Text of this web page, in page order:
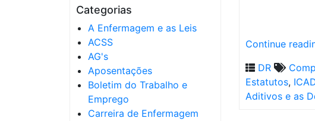
Categorias
A Enfermagem e as Leis
ACSS
AG's
Aposentações
Boletim do Trabalho e
Emprego
Carreira de Enfermagem
Continue
DR
Estatutos,
Aditivos e as